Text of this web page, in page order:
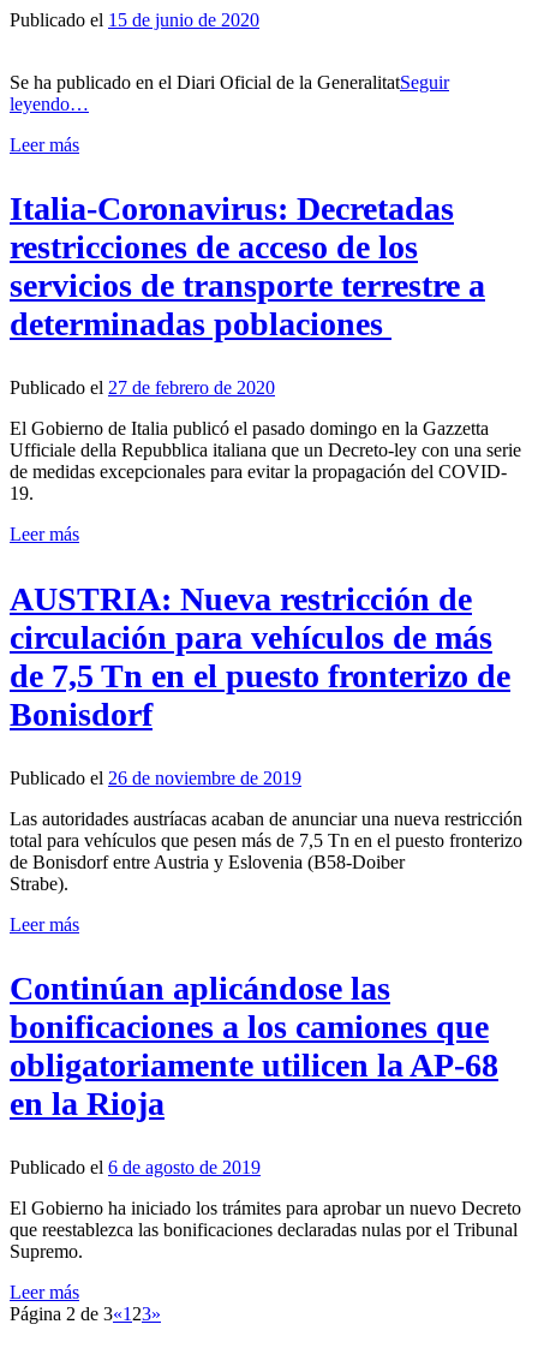
Publicado el 15 de junio de 2020
Se ha publicado en el Diari Oficial de la GeneralitatSeguir
leyendo…
Leer más
Italia-Coronavirus: Decretadas
restricciones de acceso de los
servicios de transporte terrestre a
determinadas poblaciones
Publicado el 27 de febrero de 2020
El Gobierno de Italia publicó el pasado domingo en la Gazzetta
Ufficiale della Repubblica italiana que un Decreto-ley con una serie
de medidas excepcionales para evitar la propagación del COVID-
19.
Leer más
AUSTRIA: Nueva restricción de
circulación para vehículos de más
de 7,5 Tn en el puesto fronterizo de
Bonisdorf
Publicado el 26 de noviembre de 2019
Las autoridades austríacas acaban de anunciar una nueva restricción
total para vehículos que pesen más de 7,5 Tn en el puesto fronterizo
de Bonisdorf entre Austria y Eslovenia (B58-Doiber
Strabe).
Leer más
Continúan aplicándose las
bonificaciones a los camiones que
obligatoriamente utilicen la AP-68
en la Rioja
Publicado el 6 de agosto de 2019
El Gobierno ha iniciado los trámites para aprobar un nuevo Decreto
que reestablezca las bonificaciones declaradas nulas por el Tribunal
Supremo.
Leer más
Página 2 de 3«1 23»